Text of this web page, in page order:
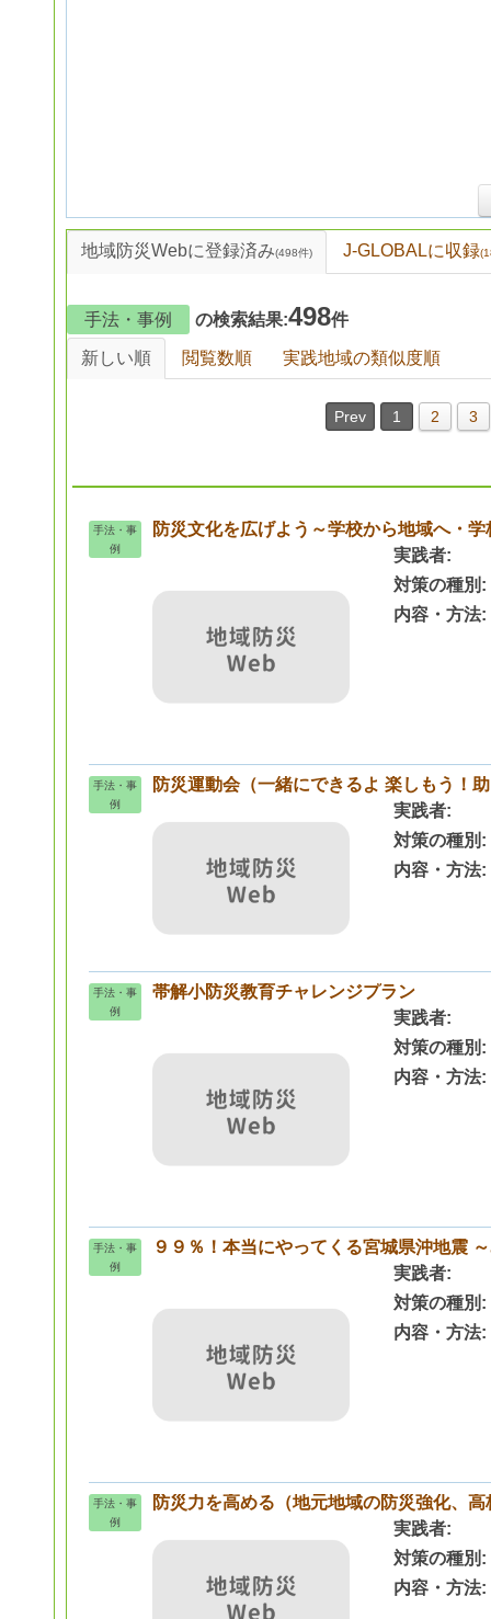
地域防災Webに登録済み(498件) J-GLOBALに収録(
手法・事例 の検索結果:498件
新しい順 閲覧数順 実践地域の類似度順
Prev 1 2 3
手法・事
例
防災文化を広げよう～学校から地域へ・学
実践者
対策の種別
内容・方法
手法・事
例
防災運動会（一緒にできるよ 楽しもう！
実践者
対策の種別
内容・方法
手法・事
例
帯解小防災教育チャレンジプラン
実践者
対策の種別
内容・方法
手法・事
例
９９％！本当にやってくる宮城県沖地震
実践者
対策の種別
内容・方法
手法・事
例
防災力を高める（地元地域の防災強化、
実践者
対策の種別
内容・方法